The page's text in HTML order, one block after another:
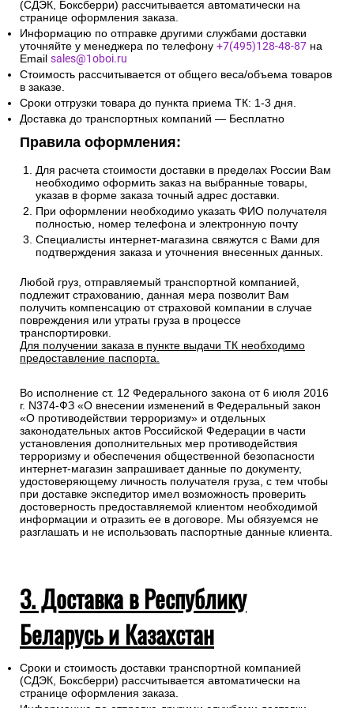
(СДЭК, Боксберри) рассчитывается автоматически на
странице оформления заказа.
Информацию по отправке другими службами доставки
уточняйте у менеджера по телефону +7(495)128-48-87 на
Email sales@1oboi.ru
Стоимость рассчитывается от общего веса/объема товаров
в заказе.
Сроки отгрузки товара до пункта приема ТК: 1-3 дня.
Доставка до транспортных компаний — Бесплатно
Правила оформления:
Для расчета стоимости доставки в пределах России Вам
необходимо оформить заказ на выбранные товары,
указав в форме заказа точный адрес доставки.
При оформлении необходимо указать ФИО получателя
полностью, номер телефона и электронную почту
Специалисты интернет-магазина свяжутся с Вами для
подтверждения заказа и уточнения внесенных данных.
Любой груз, отправляемый транспортной компанией,
подлежит страхованию, данная мера позволит Вам
получить компенсацию от страховой компании в случае
повреждения или утраты груза в процессе
транспортировки.
Для получении заказа в пункте выдачи ТК необходимо
предоставление паспорта.
Во исполнение ст. 12 Федерального закона от 6 июля 2016
г. N374-ФЗ «О внесении изменений в Федеральный закон
«О противодействии терроризму» и отдельных
законодательных актов Российской Федерации в части
установления дополнительных мер противодействия
терроризму и обеспечения общественной безопасности
интернет-магазин запрашивает данные по документу,
удостоверяющему личность получателя груза, с тем чтобы
при доставке экспедитор имел возможность проверить
достоверность предоставляемой клиентом необходимой
информации и отразить ее в договоре. Мы обязуемся не
разглашать и не использовать паспортные данные клиента.
3. Доставка в Республику
Беларусь и Казахстан
Сроки и стоимость доставки транспортной компанией
(СДЭК, Боксберри) рассчитывается автоматически на
странице оформления заказа.